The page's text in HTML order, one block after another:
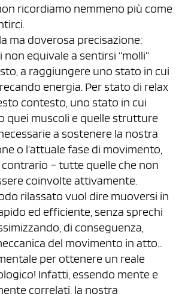
ricordiamo nemmeno più come
ma doverosa precisazione:
non equivale a sentirsi “molli”
a raggiungere uno stato in cui
energia. Per stato di relax
contesto, uno stato in cui
quei muscoli e quelle strutture
a sostenere la nostra
o l’attuale fase di movimento,
contrario – tutte quelle che non
coinvolte attivamente.
rilassato vuol dire muoversi in
ed efficiente, senza sprechi
di conseguenza,
del movimento in atto…
per ottenere un reale
Infatti, essendo mente e
correlati, la nostra